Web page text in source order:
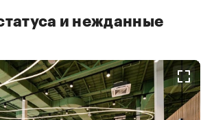
и нежданные